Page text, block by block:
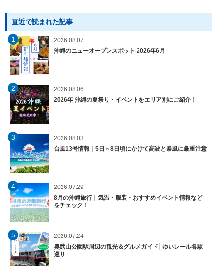
直近で読まれた記事
1
2026.08.07
沖縄のニューオープンスポット 2026年6月
2
2026.08.06
2026年 沖縄の夏祭り・イベントをエリア別にご紹介！
3
2026.08.03
台風13号情報｜5日～8日頃にかけて高波と暴風に厳重注意
4
2026.07.29
8月の沖縄旅行｜気温・服装・おすすめイベント情報など
をチェック！
5
2026.07.24
奥武山公園駅周辺の観光＆グルメガイド│ゆいレール各駅
巡り